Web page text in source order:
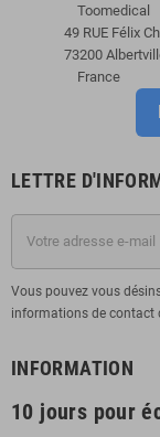
Toomedical
49 RUE Félix
73200
France
LETTRE
Vous pouvez vous
informations de contact
INFORMATION
10 jours pour